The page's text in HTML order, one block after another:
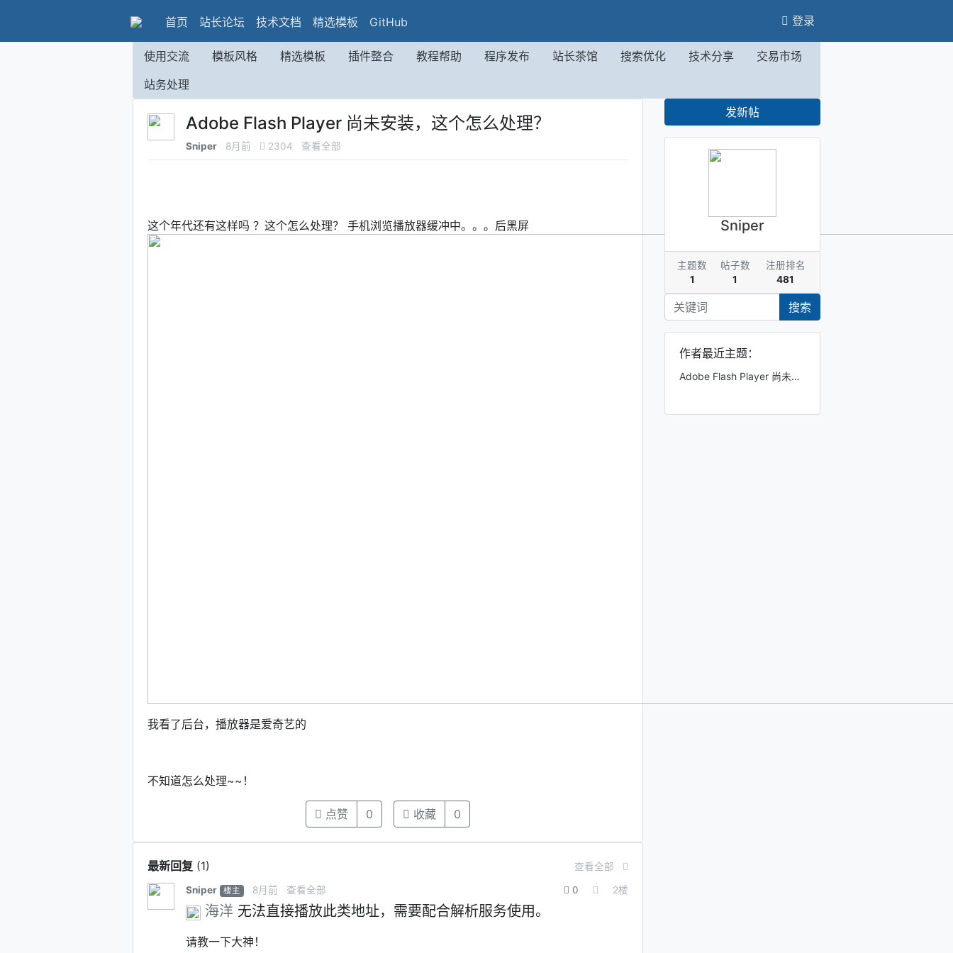
首页 站长论坛 技术文档 精选模板 GitHub 登录
使用交流 模板风格 精选模板 插件整合 教程帮助 程序发布 站长茶馆 搜索优化 技术分享
交易市场
站务处理
Adobe Flash Player 尚未安装，这个怎么处理？
Sniper 8月前 2304 查看全部
这个年代还有这样吗 ？这个怎么处理？ 手机浏览播放器缓冲中。。。后黑屏
我看了后台，播放器是爱奇艺的
不知道怎么处理~~！
点赞 0 收藏 0
最新回复 (1) 查看全部
Sniper 楼主 8月前 查看全部 0 2楼
海洋 无法直接播放此类地址，需要配合解析服务使用。
请教一下大神！
发新帖
Sniper
主题数
1
帖子数
1
注册排名
481
搜索
作者最近主题：
Adobe Flash Player 尚未安装，这个怎么处理？